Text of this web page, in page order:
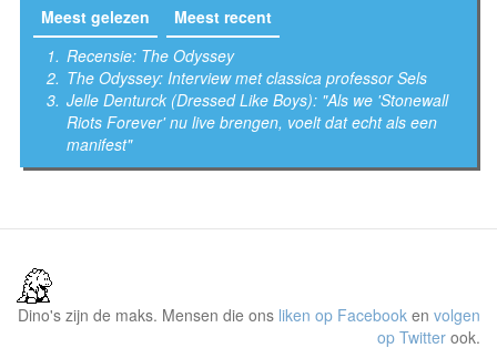
Meest gelezen (actieve tabblad)
Meest recent
Recensie: The Odyssey
The Odyssey: Interview met classica professor Sels
Jelle Denturck (Dressed Like Boys): "Als we 'Stonewall
Riots Forever' nu live brengen, voelt dat echt als een
manifest"
Dino's zijn de maks. Mensen die ons liken op Facebook en volgen
op Twitter ook.